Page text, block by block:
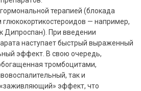
терапией (блокада
глюкокортикостероидов — например,
Дипроспан). При введении
наступает быстрый выраженный
эффект. В свою очередь,
тромбоцитами,
так и
эффект, что